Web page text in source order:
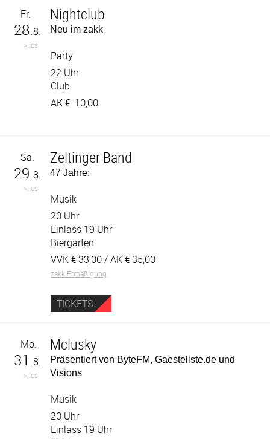
Fr.
28.8.
>.ics
Nightclub
Neu im zakk
Party
22 Uhr
Club
AK € 10,00
Sa.
29.8.
>.ics
Zeltinger Band
47 Jahre:
Musik
20 Uhr
Einlass 19 Uhr
Biergarten
VVK € 33,00/ AK € 35,00
zakk Ermäßigung
TICKETS
Mo.
31.8.
>.ics
Mclusky
Präsentiert von ByteFM, Gaesteliste.de und
Visions
Musik
20 Uhr
Einlass 19 Uhr